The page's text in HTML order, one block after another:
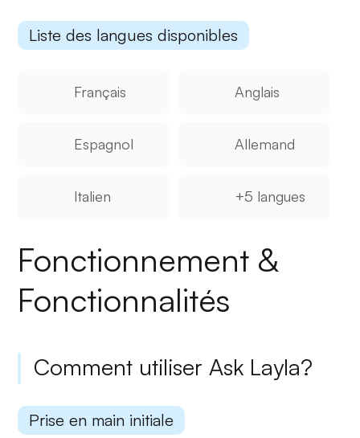
Liste des langues disponibles
Français Anglais
Espagnol Allemand
Italien +5 langues
Fonctionnement &
Fonctionnalités
Comment utiliser Ask Layla?
Prise en main initiale